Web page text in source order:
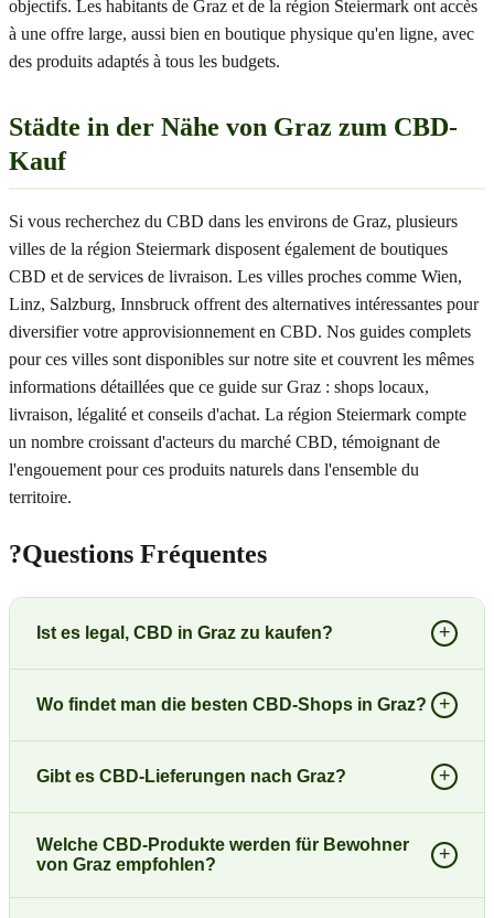
objectifs. Les habitants de Graz et de la région Steiermark ont accès
à une offre large, aussi bien en boutique physique qu'en ligne, avec
des produits adaptés à tous les budgets.
Städte in der Nähe von Graz zum CBD-
Kauf
Si vous recherchez du CBD dans les environs de Graz, plusieurs
villes de la région Steiermark disposent également de boutiques
CBD et de services de livraison. Les villes proches comme Wien,
Linz, Salzburg, Innsbruck offrent des alternatives intéressantes pour
diversifier votre approvisionnement en CBD. Nos guides complets
pour ces villes sont disponibles sur notre site et couvrent les mêmes
informations détaillées que ce guide sur Graz : shops locaux,
livraison, légalité et conseils d'achat. La région Steiermark compte
un nombre croissant d'acteurs du marché CBD, témoignant de
l'engouement pour ces produits naturels dans l'ensemble du
territoire.
?Questions Fréquentes
Ist es legal, CBD in Graz zu kaufen? +
Wo findet man die besten CBD-Shops in Graz? +
Gibt es CBD-Lieferungen nach Graz? +
Welche CBD-Produkte werden für Bewohner
von Graz empfohlen?
+